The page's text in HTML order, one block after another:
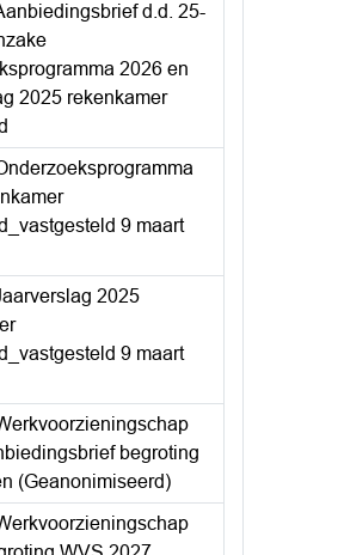
d.d. 25-
2026 en
2025 rekenkamer
9 maart
2025
9 maart
begroting
(Geanonimiseerd)